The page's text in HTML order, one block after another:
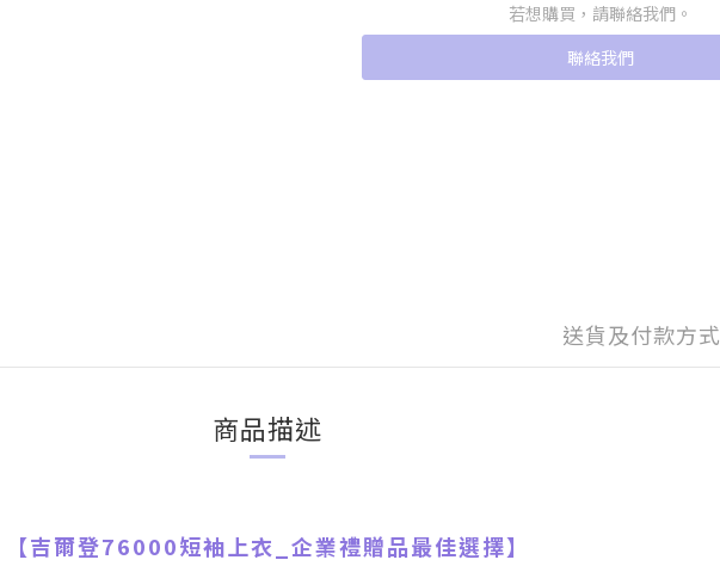
若想購買，請聯絡我們。
聯絡我們
送貨及付款方式
商品描述
【吉爾登76000短袖上衣 企業禮贈品最佳選擇】